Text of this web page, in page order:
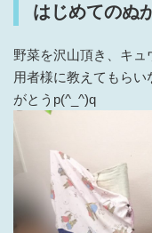
はじめてのぬ
野菜を沢山頂き、キ
用者様に教えてもら
がとうp(^_^)q